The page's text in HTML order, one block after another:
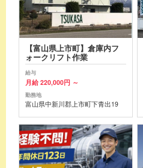
【富山県上市町】倉庫内フ
ォークリフト作業
給与
月給 220,000円 ～
勤務地
富山県中新川郡上市町下青出19